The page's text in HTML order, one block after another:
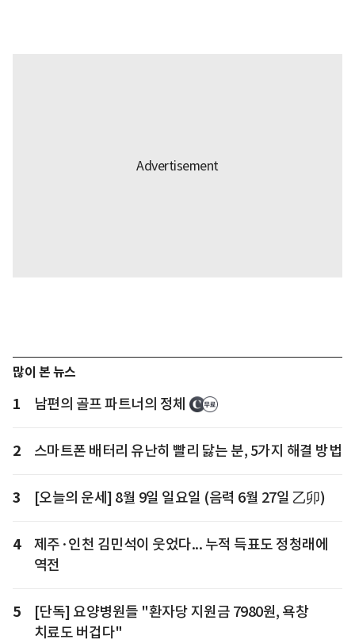
많이 본 뉴스
1 남편의 골프 파트너의 정체
2 스마트폰 배터리 유난히 빨리 닳는 분, 5가지 해결 방법
3 [오늘의 운세] 8월 9일 일요일 (음력 6월 27일 乙卯)
4
제주·인천 김민석이 웃었다... 누적 득표도 정청래에
역전
5
[단독] 요양병원들 "환자당 지원금 7980원, 욕창
치료도 버겁다"